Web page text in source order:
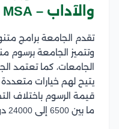
والآداب – MSA
تقدم الجامعة برامج
وتتميز الجامعة برسوم
الجامعات، كما تعتمد
يتيح لهم خيارات
قيمة الرسوم باختلاف
ما بين 6500 إلى 24000 دولار.